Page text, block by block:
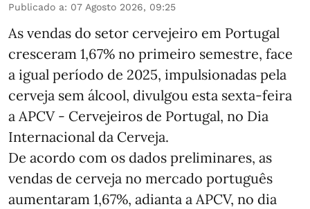
Publicado a: 07 Agosto 2026, 09:25
As vendas do setor cervejeiro em Portugal
cresceram 1,67% no primeiro semestre, face
a igual período de 2025, impulsionadas pela
cerveja sem álcool, divulgou esta sexta-feira
a APCV - Cervejeiros de Portugal, no Dia
Internacional da Cerveja.
De acordo com os dados preliminares, as
vendas de cerveja no mercado português
aumentaram 1,67%, adianta a APCV, no dia